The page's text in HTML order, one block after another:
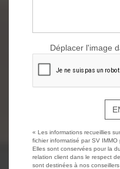
Déplacer l'image
« Les informations recueillies
fichier informatisé par SV
Elles sont conservées pour la
relation client dans le respect
sont destinées à nos